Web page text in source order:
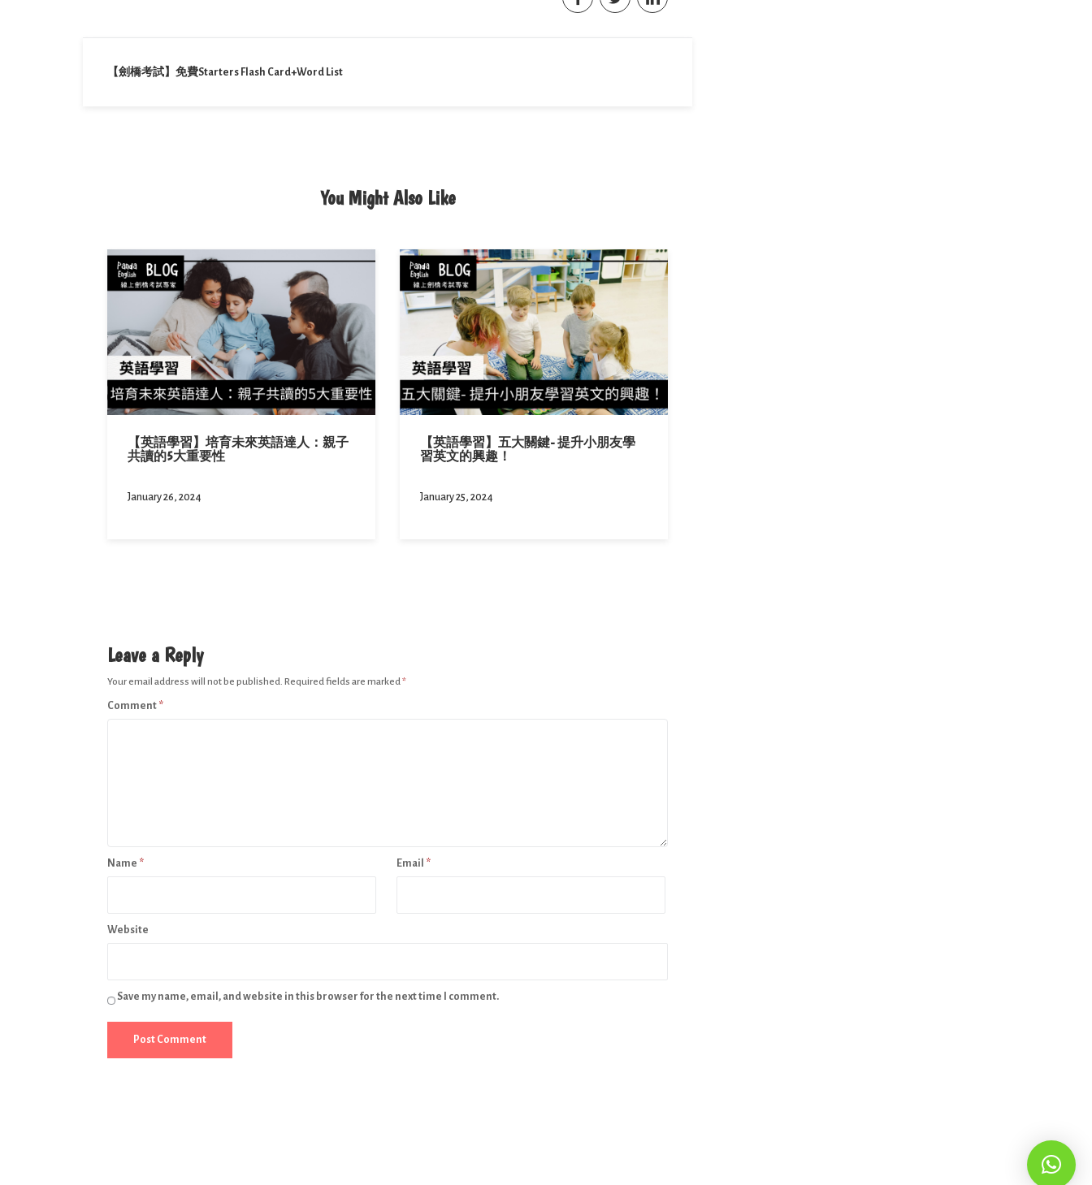
【劍橋考試】免費Starters Flash Card+Word List
You Might Also Like
【英語學習】培育未來英語達人：親子
共讀的5大重要性
January 26, 2024
【英語學習】五大關鍵- 提升小朋友學
習英文的興趣！
January 25, 2024
Leave a Reply
Your email address will not be published. Required fields are marked*
Comment *
Name * Email *
Website
Save my name, email, and website in this browser for the next time I comment.